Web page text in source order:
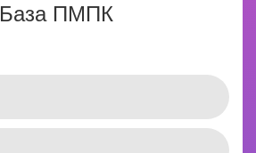
База ПМПК